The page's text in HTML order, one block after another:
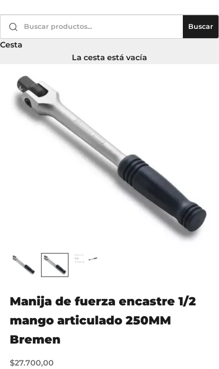
Buscar
Cesta
La cesta está vacía
Manija de fuerza encastre 1/2
mango articulado 250MM
Bremen
Precio de oferta
$27.700,00